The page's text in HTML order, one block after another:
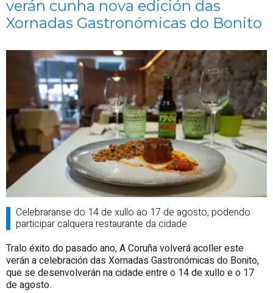
verán cunha nova edición das
Xornadas Gastronómicas do Bonito
Celebraranse do 14 de xullo ao 17 de agosto, podendo
participar calquera restaurante da cidade
Tralo éxito do pasado ano, A Coruña volverá acoller este
verán a celebración das Xornadas Gastronómicas do Bonito,
que se desenvolverán na cidade entre o 14 de xullo e o 17
de agosto.